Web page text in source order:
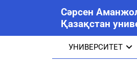
Сәрсен
Қазақстан
УНИВЕРСИТЕТ